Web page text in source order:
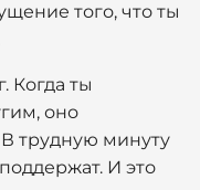
того, что ты
Когда ты
оно
В трудную минуту
И это